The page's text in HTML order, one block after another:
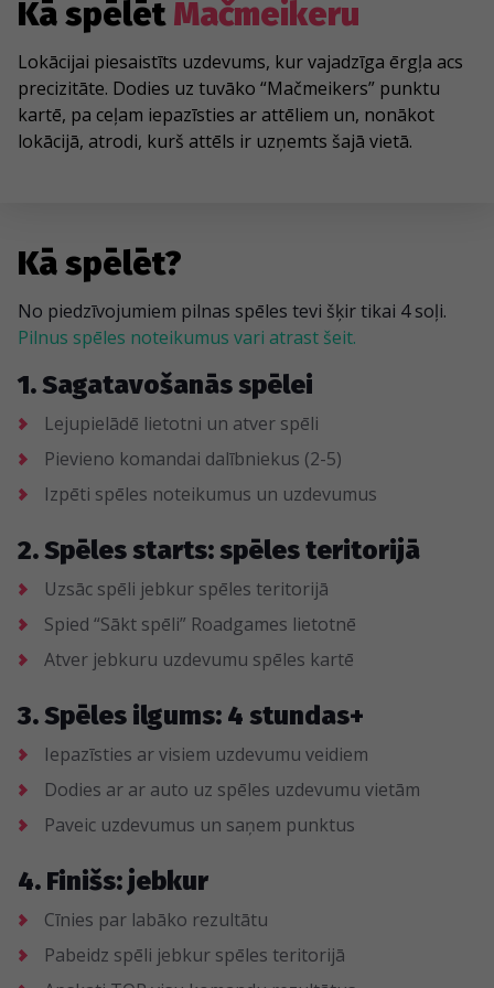
Kā spēlētMačmeikeru
Lokācijai piesaistīts uzdevums, kur vajadzīga ērgļa acs
precizitāte. Dodies uz tuvāko “Mačmeikers” punktu
kartē, pa ceļam iepazīsties ar attēliem un, nonākot
lokācijā, atrodi, kurš attēls ir uzņemts šajā vietā.
Kā spēlēt?
No piedzīvojumiem pilnas spēles tevi šķir tikai 4 soļi.
Pilnus spēles noteikumus vari atrast šeit.
1. Sagatavošanās spēlei
Lejupielādē lietotni un atver spēli
Pievieno komandai dalībniekus (2-5)
Izpēti spēles noteikumus un uzdevumus
2. Spēles starts: spēles teritorijā
Uzsāc spēli jebkur spēles teritorijā
Spied “Sākt spēli” Roadgames lietotnē
Atver jebkuru uzdevumu spēles kartē
3. Spēles ilgums: 4 stundas+
Iepazīsties ar visiem uzdevumu veidiem
Dodies ar ar auto uz spēles uzdevumu vietām
Paveic uzdevumus un saņem punktus
4. Finišs: jebkur
Cīnies par labāko rezultātu
Pabeidz spēli jebkur spēles teritorijā